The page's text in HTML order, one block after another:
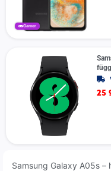
Gamer
25
Samsung Galaxy A05s